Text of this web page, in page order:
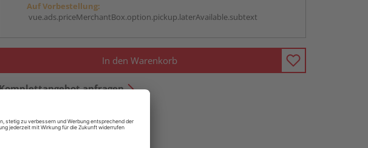
Auf Vorbestellung:
vue.ads.priceMerchantBox.option.pickup.laterAvailable.subtext
In den Warenkorb
anfragen